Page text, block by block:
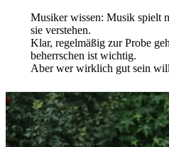
Musiker wissen: Musik spielt
sie verstehen.
Klar, regelmäßig zur Probe
beherrschen ist wichtig.
Aber wer wirklich gut sein